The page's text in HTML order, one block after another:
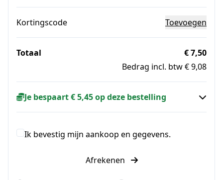
Kortingscode Toevoegen
Totaal
€ 7,50
Bedrag incl. btw € 9,08
Je bespaart € 5,45 op deze bestelling
Ik bevestig mijn aankoop en gegevens.
Afrekenen